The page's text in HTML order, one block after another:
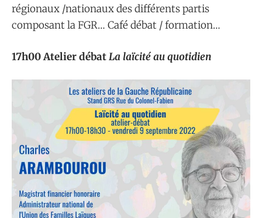
régionaux /nationaux des différents partis
composant la FGR… Café débat / formation…
17h00Atelier débatLa laïcité au quotidien